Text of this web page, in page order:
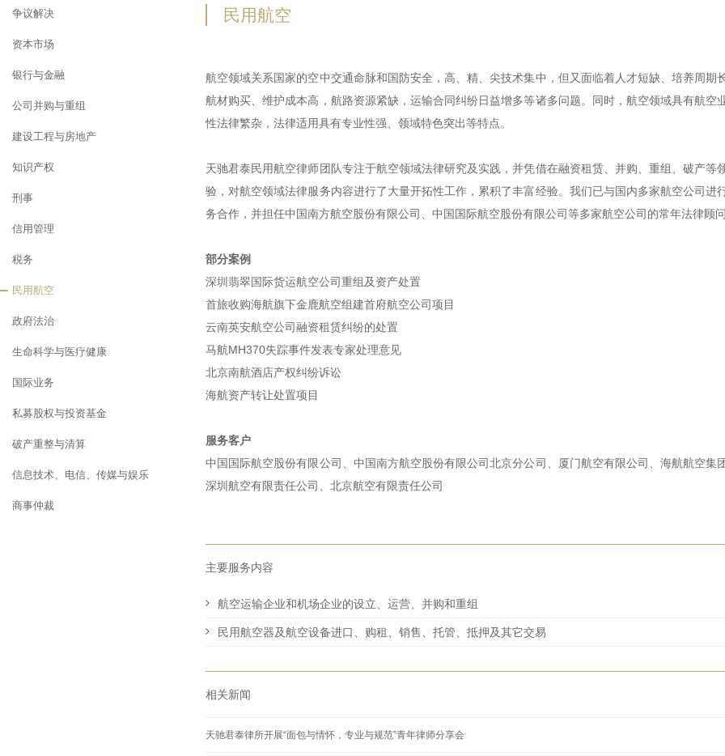
民用航空
航空领域关系国家的空中交通命脉和国防安全，高、精、尖技术集中，但又面临着人才短缺、培养周期
航材购买、维护成本高，航路资源紧缺，运输合同纠纷日益增多等诸多问题。同时，航空领域具有航空
性法律繁杂，法律适用具有专业性强、领域特色突出等特点。
天驰君泰民用航空律师团队专注于航空领域法律研究及实践，并凭借在融资租赁、并购、重组、破产等
验，对航空领域法律服务内容进行了大量开拓性工作，累积了丰富经验。我们已与国内多家航空公司进
务合作，并担任中国南方航空股份有限公司、中国国际航空股份有限公司等多家航空公司的常年法律顾
部分案例
深圳翡翠国际货运航空公司重组及资产处置
首旅收购海航旗下金鹿航空组建首府航空公司项目
云南英安航空公司融资租赁纠纷的处置
马航MH370失踪事件发表专家处理意见
北京南航酒店产权纠纷诉讼
海航资产转让处置项目
服务客户
中国国际航空股份有限公司、中国南方航空股份有限公司北京分公司、厦门航空有限公司、海航航空集
深圳航空有限责任公司、北京航空有限责任公司
主要服务内容
航空运输企业和机场企业的设立、运营、并购和重组
民用航空器及航空设备进口、购租、销售、托管、抵押及其它交易
相关新闻
天驰君泰律所开展“面包与情怀，专业与规范”青年律师分享会
争议解决
资本市场
银行与金融
公司并购与重组
建设工程与房地产
知识产权
刑事
信用管理
税务
民用航空
政府法治
生命科学与医疗健康
国际业务
私募股权与投资基金
破产重整与清算
信息技术、电信、传媒与娱乐
商事仲裁